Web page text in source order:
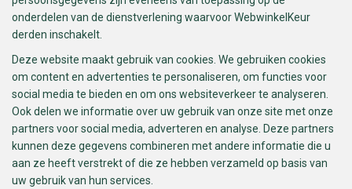
onderdelen van de dienstverlening waarvoor WebwinkelKeur
derden inschakelt.
Deze website maakt gebruik van cookies. We gebruiken cookies
om content en advertenties te personaliseren, om functies voor
social media te bieden en om ons websiteverkeer te analyseren.
Ook delen we informatie over uw gebruik van onze site met onze
partners voor social media, adverteren en analyse. Deze partners
kunnen deze gegevens combineren met andere informatie die u
aan ze heeft verstrekt of die ze hebben verzameld op basis van
uw gebruik van hun services.